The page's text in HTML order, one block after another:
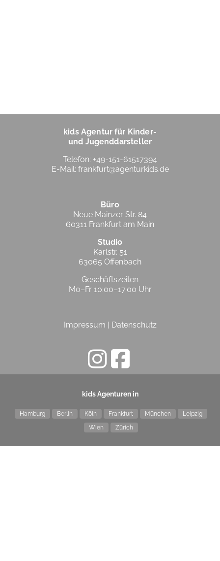
kids Agentur für Kinder-
und Jugenddarsteller
Telefon: +49-151-61517394
E-Mail: frankfurt@agenturkids.de
Büro
Neue Mainzer Str. 84
60311 Frankfurt am Main
Studio
Karlstr. 51
63065 Offenbach
Geschäftszeiten
Mo–Fr 10:00–17.00 Uhr
Impressum | Datenschutz
kids Agenturen in
Hamburg Berlin Köln Frankfurt München
Leipzig
Wien
Zürich